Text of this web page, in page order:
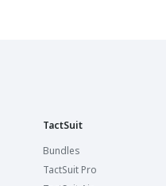
TactSuit
Bundles
TactSuit Pro